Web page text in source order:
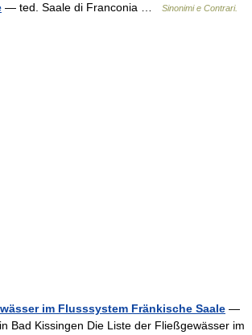
— ted. Saale di Franconia …
Sinonimi e Contrari.
im Flusssystem Fränkische Saale —
Bad Kissingen Die Liste der Fließgewässer im